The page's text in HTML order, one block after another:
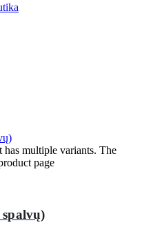
has multiple variants. The
page